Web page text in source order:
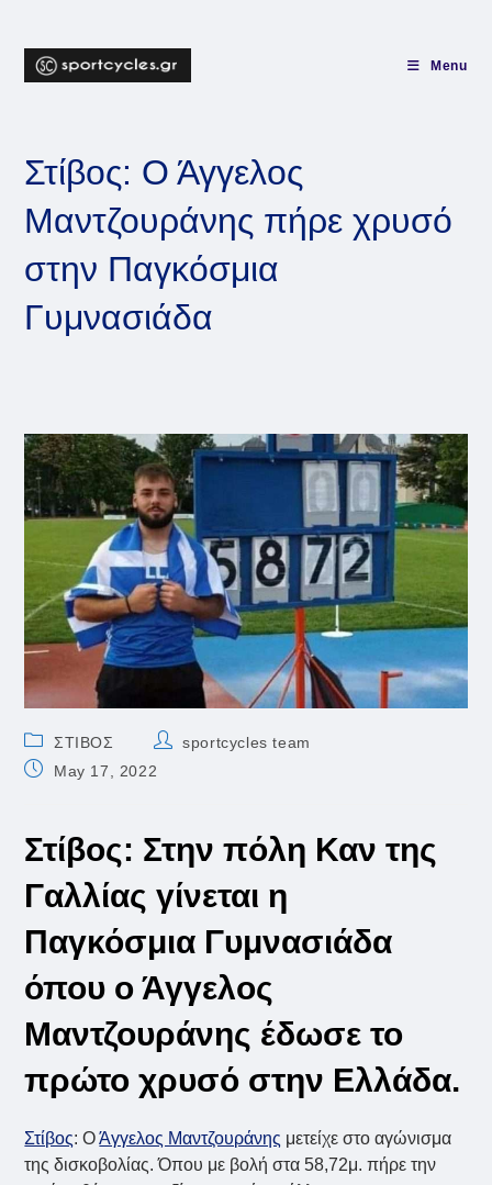
content
Menu
Στίβος: Ο Άγγελος
Μαντζουράνης πήρε χρυσό
στην Παγκόσμια
Γυμνασιάδα
Post
category:
ΣΤΙΒΟΣ
Postsportcycles team
PostMay 17, 2022
Στίβος: Στην πόλη Καν της
Γαλλίας γίνεται η
Παγκόσμια Γυμνασιάδα
όπου ο Άγγελος
Μαντζουράνης έδωσε το
πρώτο χρυσό στην Ελλάδα.
Στίβος: ΟΆγγελος Μαντζουράνης μετείχε στο αγώνισμα
της δισκοβολίας. Όπου με βολή στα 58,72μ. πήρε την